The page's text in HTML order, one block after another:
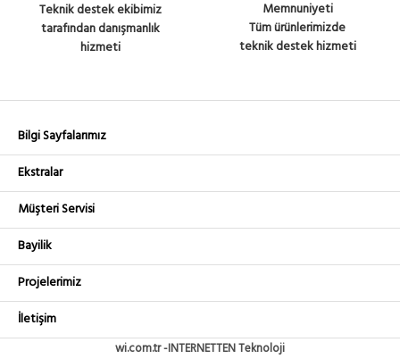
Teknik destek ekibimiz
tarafından danışmanlık
hizmeti
Memnuniyeti
Tüm ürünlerimizde
teknik destek hizmeti
Bilgi Sayfalarımız
Ekstralar
Müşteri Servisi
Bayilik
Projelerimiz
İletişim
wi.com.tr -INTERNETTEN Teknoloji